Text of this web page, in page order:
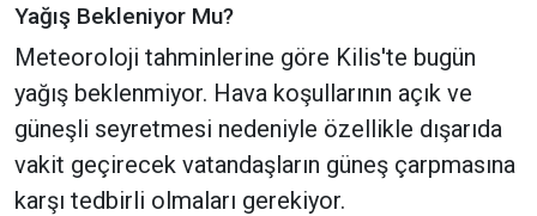
Yağış Bekleniyor Mu?
Meteoroloji tahminlerine göre Kilis'te bugün
yağış beklenmiyor. Hava koşullarının açık ve
güneşli seyretmesi nedeniyle özellikle dışarıda
vakit geçirecek vatandaşların güneş çarpmasına
karşı tedbirli olmaları gerekiyor.